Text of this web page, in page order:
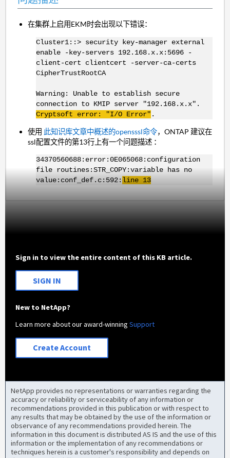
在集群上启用EKM时会出现以下错误：
Cluster1::> security key-manager external
enable -key-servers 192.168.x.x:5696 -
client-cert clientcert -server-ca-certs
CipherTrustRootCA
Warning: Unable to establish secure
connection to KMIP server "192.168.x.x".
Cryptsoft error: "I/O Error" .
使用 此知识库文章中概述的opensssl命令，ONTAP 建议在
ssl配置文件的第13行上有一个问题描述 ：
34370560688:error:0E065068:configuration
file routines:STR_COPY:variable has no
value:conf_def.c:592: line 13
Sign in to view the entire content of this KB article.
SIGN IN
New to NetApp?
Learn more about our award-winningSupport
Create Account
NetApp provides no representations or warranties regarding the
accuracy or reliability or serviceability of any information or
recommendations provided in this publication or with respect to
any results that may be obtained by the use of the information or
observance of any recommendations provided herein. The
information in this document is distributed AS IS and the use of this
information or the implementation of any recommendations or
techniques herein is a customer's responsibility and depends on